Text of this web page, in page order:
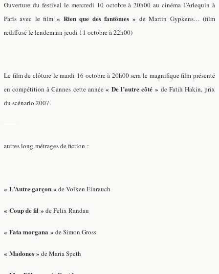
Ouverture du festival le mercredi 10 octobre à 20h00 au cinéma l’Arlequin à
Paris avec le film « Rien que des fantômes » de Martin Gypkens… (film
rediffusé le lendemain jeudi 11 octobre à 22h00)
Le film de clôture le mardi 16 octobre à 20h00 sera le magnifique film présenté
en compétition à Cannes cette année « De l’autre côté » de Fatih Hakin, prix
du scénario 2007.
—–
autres long-métrages de fiction :
« L’Autre garçon » de Volken Einrauch
« Coup de fil » de Felix Randau
« Fata morgana » de Simon Gross
« Madones » de Maria Speth